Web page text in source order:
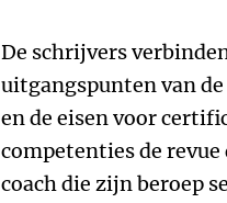
De schrijvers
uitgangspunten van
en de eisen voor
competenties de
coach die zijn beroep